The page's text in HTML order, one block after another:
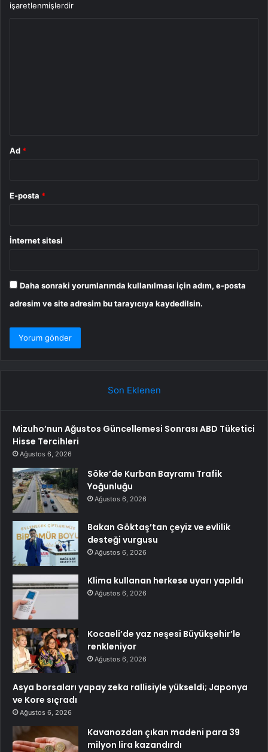
işaretlenmişlerdir
Ad *
E-posta *
İnternet sitesi
Daha sonraki yorumlarımda kullanılması için adım, e-posta
adresim ve site adresim bu tarayıcıya kaydedilsin.
Son Eklenen
Mizuho’nun Ağustos Güncellemesi Sonrası ABD Tüketici
Hisse Tercihleri
Ağustos 6, 2026
Söke’de Kurban Bayramı Trafik
Yoğunluğu
Ağustos 6, 2026
Bakan Göktaş’tan çeyiz ve evlilik
desteği vurgusu
Ağustos 6, 2026
Klima kullanan herkese uyarı yapıldı
Ağustos 6, 2026
Kocaeli’de yaz neşesi Büyükşehir’le
renkleniyor
Ağustos 6, 2026
Asya borsaları yapay zeka rallisiyle yükseldi; Japonya
ve Kore sıçradı
Ağustos 6, 2026
Kavanozdan çıkan madeni para 39
milyon lira kazandırdı